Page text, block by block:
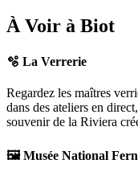
À Voir à Biot
🫧 La Verrerie
Regardez les maîtres
dans des ateliers en
souvenir de la Riviera
🖼️ Musée National